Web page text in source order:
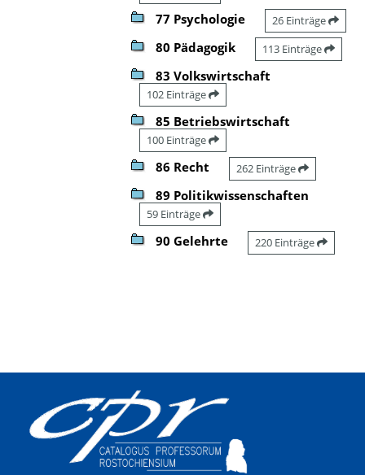
77 Psychologie 26 Einträge
80 Pädagogik 113 Einträge
83 Volkswirtschaft
102 Einträge
85 Betriebswirtschaft
100 Einträge
86 Recht 262 Einträge
89 Politikwissenschaften
59 Einträge
90 Gelehrte 220 Einträge